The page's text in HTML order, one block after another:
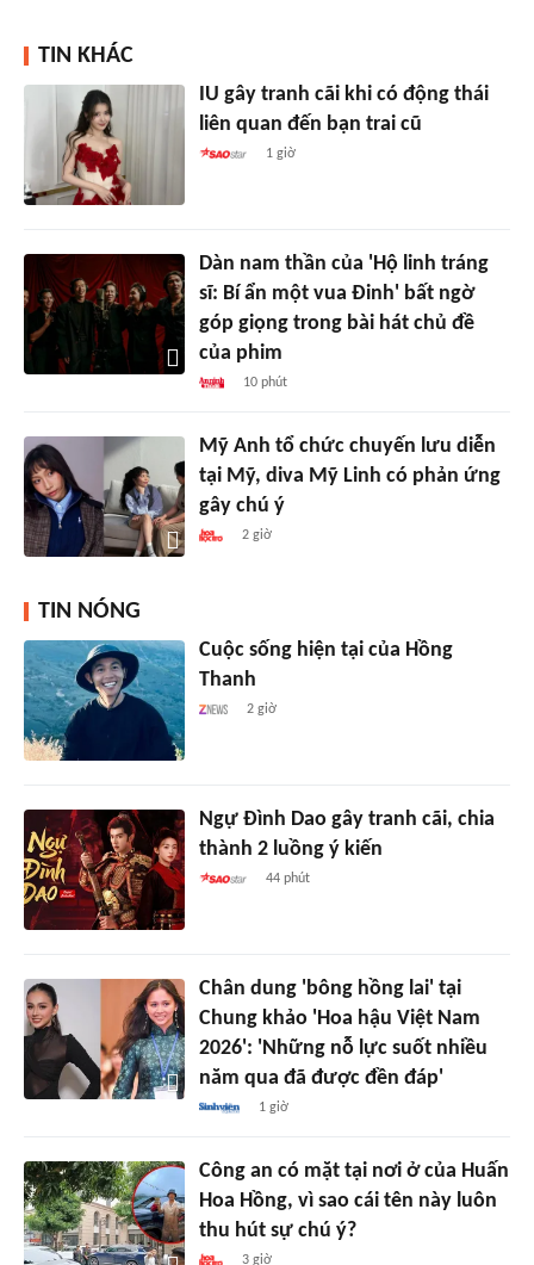
TIN KHÁC
IU gây tranh cãi khi có động thái
liên quan đến bạn trai cũ
1 giờ
Dàn nam thần của 'Hộ linh tráng
sĩ: Bí ẩn một vua Đinh' bất ngờ
góp giọng trong bài hát chủ đề
của phim
10 phút
Mỹ Anh tổ chức chuyến lưu diễn
tại Mỹ, diva Mỹ Linh có phản ứng
gây chú ý
2 giờ
TIN NÓNG
Cuộc sống hiện tại của Hồng
Thanh
2 giờ
Ngự Đình Dao gây tranh cãi, chia
thành 2 luồng ý kiến
44 phút
Chân dung 'bông hồng lai' tại
Chung khảo 'Hoa hậu Việt Nam
2026': 'Những nỗ lực suốt nhiều
năm qua đã được đền đáp'
1 giờ
Công an có mặt tại nơi ở của Huấn
Hoa Hồng, vì sao cái tên này luôn
thu hút sự chú ý?
3 giờ